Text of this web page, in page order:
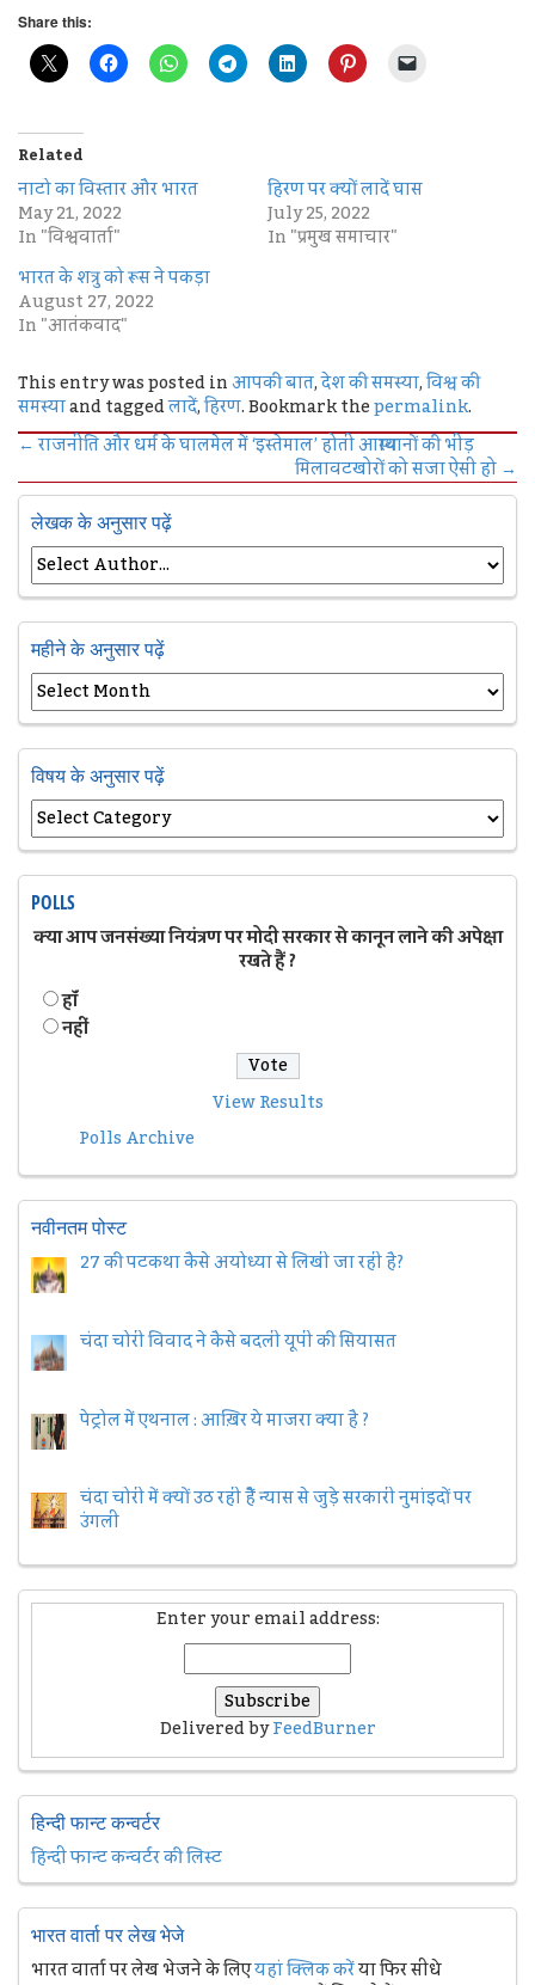
Share this:
Related
नाटो का विस्तार और भारत
May 21, 2022
In "विश्ववार्ता"
हिरण पर क्यों लादें घास
July 25, 2022
In "प्रमुख समाचार"
भारत के शत्रु को रूस ने पकड़ा
August 27, 2022
In "आतंकवाद"
This entry was posted inआपकी बात,देश की समस्या,विश्व की
समस्याand taggedलादें,हिरण. Bookmark thepermalink.
←राजनीति और धर्म के घालमेल में ‘इस्तेमाल’ होती आस्थावानों की भीड़
मिलावटखोरों को सजा ऐसी हो→
लेखक के अनुसार पढ़ें
महीने के अनुसार पढ़ें
विषय के अनुसार पढ़ें
POLLS
क्या आप जनसंख्या नियंत्रण पर मोदी सरकार से कानून लाने की अपेक्षा
रखते हैं ?
हॉं
नहीं
View Results
Polls Archive
नवीनतम पोस्ट
27 की पटकथा कैसे अयोध्या से लिखी जा रही है?
चंदा चोरी विवाद ने कैसे बदली यूपी की सियासत
पेट्रोल में एथनाल : आख़िर ये माजरा क्या है ?
चंदा चोरी में क्यों उठ रही हैैं न्यास से जुड़े सरकारी नुमांइदों पर
उंगली
Enter your email address:
Delivered byFeedBurner
हिन्दी फान्ट कन्वर्टर
हिन्दी फान्ट कन्वर्टर की लिस्ट
भारत वार्ता पर लेख भेजे
भारत वार्ता पर लेख भेजने के लिएयहां क्लिक करेंया फिर सीधे